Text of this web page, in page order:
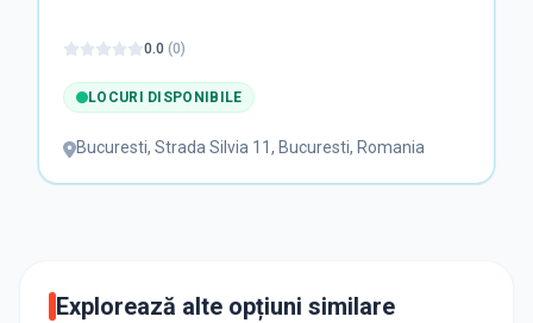
0.0 (0)
LOCURI DISPONIBILE
Bucuresti, Strada Silvia 11, Bucuresti, Romania
Explorează alte opțiuni similare